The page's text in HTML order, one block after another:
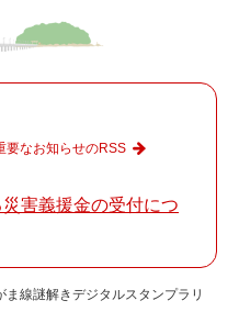
害義援金の受付につ
要なお知らせのRSS
ま線謎解きデジタルスタンプラリ